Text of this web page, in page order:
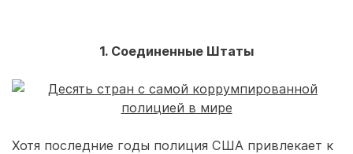
1. Соединенные Штаты
Хотя последние годы полиция США привлекает к